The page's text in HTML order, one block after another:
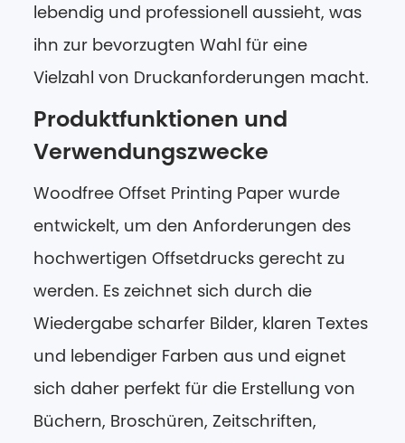
lebendig und professionell aussieht, was
ihn zur bevorzugten Wahl für eine
Vielzahl von Druckanforderungen macht.
Produktfunktionen und
Verwendungszwecke
Woodfree Offset Printing Paper wurde
entwickelt, um den Anforderungen des
hochwertigen Offsetdrucks gerecht zu
werden. Es zeichnet sich durch die
Wiedergabe scharfer Bilder, klaren Textes
und lebendiger Farben aus und eignet
sich daher perfekt für die Erstellung von
Büchern, Broschüren, Zeitschriften,